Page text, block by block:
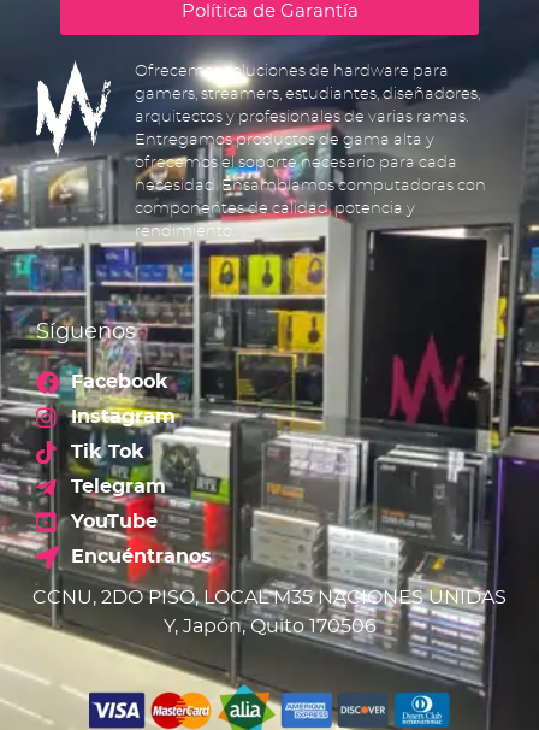
Política de Garantía
Ofrecemos soluciones de hardware para
gamers, streamers, estudiantes, diseñadores,
arquitectos y profesionales de varias ramas.
Entregamos productos de gama alta y
ofrecemos el soporte necesario para cada
necesidad. Ensamblamos computadoras con
componentes de calidad, potencia y
rendimiento.
Síguenos
Facebook
Instagram
Tik Tok
Telegram
YouTube
Encuéntranos
CCNU, 2DO PISO, LOCAL M35 NACIONES UNIDAS
Y, Japón, Quito 170506